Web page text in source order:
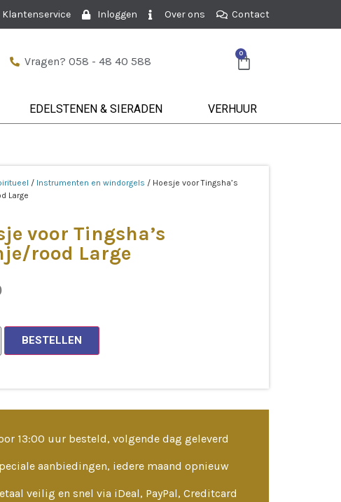
Klantenservice Inloggen Over ons Contact
Vragen? 058 - 48 40 588
0
EDELSTENEN & SIERADEN VERHUUR
/ Instrumenten en windorgels / Hoesje voor Tingsha’s
Large
voor Tingsha’s
rood Large
BESTELLEN
13:00 uur besteld, volgende dag geleverd
aanbiedingen, iedere maand opnieuw
veilig en snel via iDeal, PayPal, Creditcard